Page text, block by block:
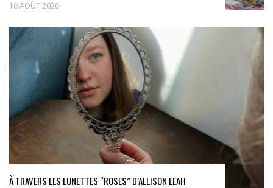
10 AOÛT 2026
À TRAVERS LES LUNETTES “ROSES” D’ALLISON LEAH